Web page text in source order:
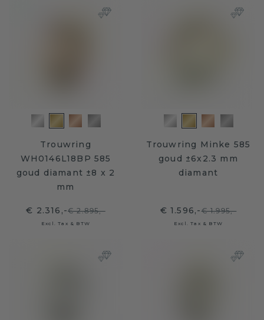
Trouwring
WH0146L18BP 585
goud diamant ±8 x 2
mm
€ 2.316,-€ 2.895,-
Excl. Tax & BTW
Trouwring Minke 585
goud ±6x2.3 mm
diamant
€ 1.596,-€ 1.995,-
Excl. Tax & BTW